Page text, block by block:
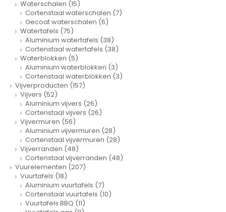
Waterschalen (15)
Cortenstaal waterschalen (7)
Gecoat waterschalen (6)
Watertafels (75)
Aluminium watertafels (38)
Cortenstaal watertafels (38)
Waterblokken (5)
Aluminium waterblokken (3)
Cortenstaal waterblokken (3)
Vijverproducten (157)
Vijvers (52)
Aluminium vijvers (26)
Cortenstaal vijvers (26)
Vijvermuren (56)
Aluminium vijvermuren (28)
Cortenstaal vijvermuren (28)
Vijverranden (48)
Cortenstaal vijverranden (48)
Vuurelementen (207)
Vuurtafels (18)
Aluminium vuurtafels (7)
Cortenstaal vuurtafels (10)
Vuurtafels BBQ (11)